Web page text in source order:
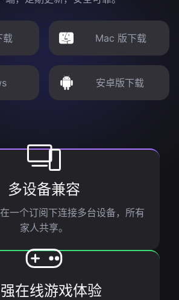
载 Mac 版下载
安卓版下载
多设备兼容
一个订阅下连接多台设备，所有
家人共享。
在线游戏体验